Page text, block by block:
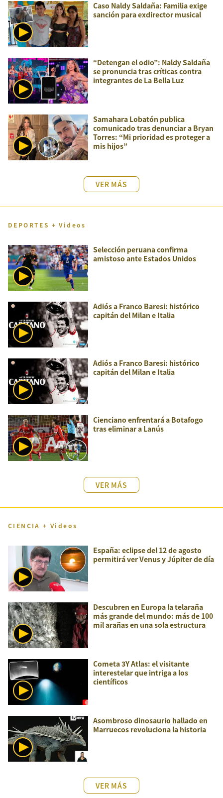
Caso Naldy Saldaña: Familia exige
sanción para exdirector musical
“Detengan el odio”: Naldy Saldaña
se pronuncia tras críticas contra
integrantes de La Bella Luz
Samahara Lobatón publica
comunicado tras denunciar a Bryan
Torres: “Mi prioridad es proteger a
mis hijos”
VER MÁS
DEPORTES + Videos
Selección peruana confirma
amistoso ante Estados Unidos
Adiós a Franco Baresi: histórico
capitán del Milan e Italia
Adiós a Franco Baresi: histórico
capitán del Milan e Italia
Cienciano enfrentará a Botafogo
tras eliminar a Lanús
VER MÁS
CIENCIA + Videos
España: eclipse del 12 de agosto
permitirá ver Venus y Júpiter de día
Descubren en Europa la telaraña
más grande del mundo: más de 100
mil arañas en una sola estructura
Cometa 3Y Atlas: el visitante
interestelar que intriga a los
científicos
Asombroso dinosaurio hallado en
Marruecos revoluciona la historia
VER MÁS